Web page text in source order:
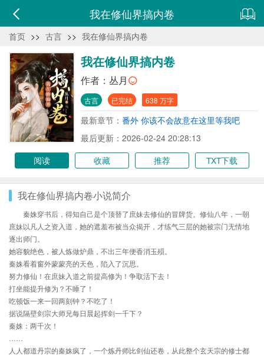
我在修仙界搞内卷
首页 >> 古言 >> 我在修仙界搞内卷
我在修仙界搞内卷
作者： 丛月
古言 已完结 638 万字
最新章节： 番外 你该不会故意在这里等我吧
最后更新：2026-02-24 20:28:13
阅读
收藏 推荐 TXT下载
我在修仙界搞内卷小说简介
秦姝穿书后，得知自己是个顶替了庶妹去修仙的冒牌货。修仙八年，一朝
庶妹以凡人之资入道，她的遮羞布被当众揭开，才练气三层的她被宗门无情地
逐出师门。
她容貌绝色，被人炼做炉鼎，不出三年便香消玉殒。
秦姝看着窗外蒙蒙亮的天色，陷入了沉思。
努力修仙！在庶妹入道之前提高修为！争取活下去！
打坐能提升修为？不睡了！
吃顿饭一来一回两刻钟？不吃了！
据说隔壁剑宗大师兄每日晨起挥剑一千下？
秦姝：两千次！
人人都道丹宗的秦姝疯了，一个炼丹师比剑仙还卷，从此整个玄天宗的修士都